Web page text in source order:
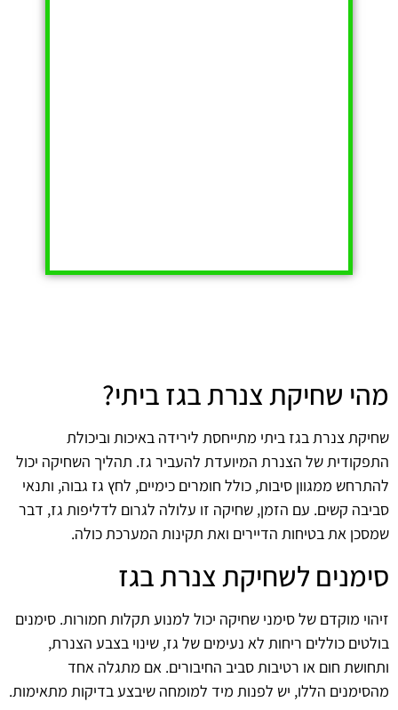
מהי שחיקת צנרת בגז ביתי?
שחיקת צנרת בגז ביתי מתייחסת לירידה באיכות וביכולת
התפקודית של הצנרת המיועדת להעביר גז. תהליך השחיקה יכול
להתרחש ממגוון סיבות, כולל חומרים כימיים, לחץ גז גבוה, ותנאי
סביבה קשים. עם הזמן, שחיקה זו עלולה לגרום לדליפות גז, דבר
שמסכן את בטיחות הדיירים ואת תקינות המערכת כולה.
סימנים לשחיקת צנרת בגז
זיהוי מוקדם של סימני שחיקה יכול למנוע תקלות חמורות. סימנים
בולטים כוללים ריחות לא נעימים של גז, שינוי בצבע הצנרת,
ותחושת חום או רטיבות סביב החיבורים. אם מתגלה אחד
מהסימנים הללו, יש לפנות מיד למומחה שיבצע בדיקות מתאימות.